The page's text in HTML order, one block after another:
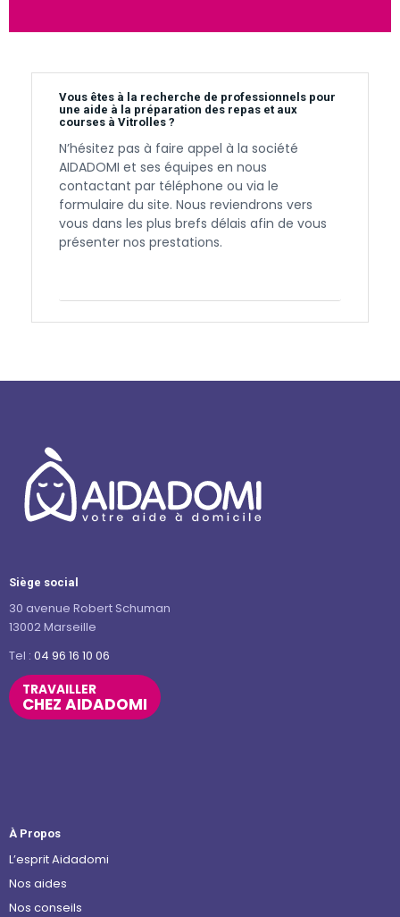
Vous êtes à la recherche de professionnels pour
une aide à la préparation des repas et aux
courses à Vitrolles ?
N’hésitez pas à faire appel à la société
AIDADOMI et ses équipes en nous
contactant par téléphone ou via le
formulaire du site. Nous reviendrons vers
vous dans les plus brefs délais afin de vous
présenter nos prestations.
Siège social
30 avenue Robert Schuman
13002 Marseille
Tel : 04 96 16 10 06
TRAVAILLER
CHEZ AIDADOMI
À Propos
L’esprit Aidadomi
Nos aides
Nos conseils